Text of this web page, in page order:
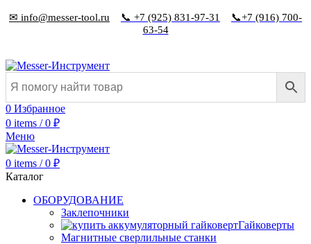
✉ info@messer-tool.ru 📞 +7 (925) 831-97-31
📞+7 (916) 700-
63-54
0 Избранное
0 items / 0 ₽
Меню
0 items / 0 ₽
Каталог
ОБОРУДОВАНИЕ
Заклепочники
Гайковерты
Магнитные сверлильные станки